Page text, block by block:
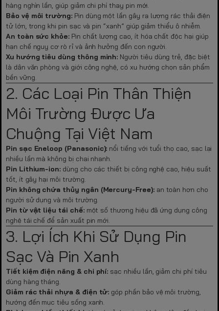
hàng nghìn lần, giúp giảm chi phí thay pin mới.
Bảo vệ môi trường: Pin dùng một lần gây ra lượng rác thải điện
tử lớn, trong khi pin sạc và pin “xanh” giúp giảm thiểu ô nhiễm.
An toàn sức khỏe: Pin chất lượng cao, ít hóa chất độc hại giúp
hạn chế nguy cơ rò rỉ và ảnh hưởng đến con người.
Xu hướng tiêu dùng thông minh: Người tiêu dùng trẻ, đặc biệt
là dân văn phòng và giới công nghệ, có xu hướng chọn sản phẩm
bền vững.
2. Các Loại Pin Thân Thiện
Môi Trường Được Ưa
Chuộng Tại Việt Nam
Pin sạc Eneloop (Panasonic): nổi tiếng với tuổi thọ cao, sạc lại
nhiều lần mà không bị chai nhanh.
Pin Lithium-ion: dùng cho các thiết bị công nghệ cao, hiệu suất
tốt, ít gây hại môi trường.
Pin không chứa thủy ngân (Mercury-Free):an toàn hơn cho
người sử dụng và môi trường.
Pin từ vật liệu tái chế:một số thương hiệu đã ứng dụng công
nghệ tái chế để sản xuất pin mới.
3. Lợi Ích Khi Sử Dụng Pin
Sạc Và Pin Xanh
Tiết kiệm điện năng & chi phí: sạc nhiều lần, giảm chi phí tiêu
dùng hàng tháng.
Giảm rác thải nhựa & điện tử: góp phần bảo vệ môi trường,
hướng đến mục tiêu sống xanh.